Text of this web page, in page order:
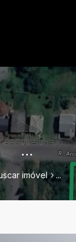
...
imóvel ...